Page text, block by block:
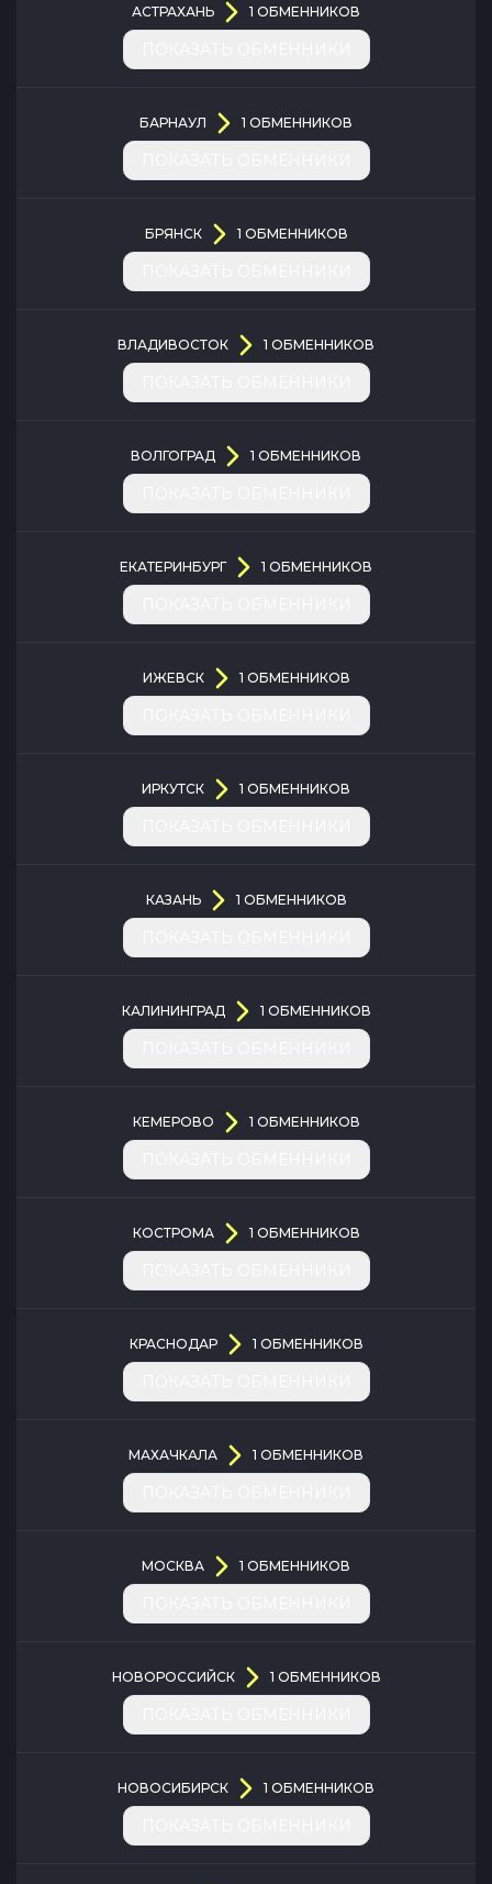
АСТРАХАНЬ 1 ОБМЕННИКОВ
БАРНАУЛ 1 ОБМЕННИКОВ
БРЯНСК 1 ОБМЕННИКОВ
ВЛАДИВОСТОК 1 ОБМЕННИКОВ
ВОЛГОГРАД 1 ОБМЕННИКОВ
ЕКАТЕРИНБУРГ 1 ОБМЕННИКОВ
ИЖЕВСК 1 ОБМЕННИКОВ
ИРКУТСК 1 ОБМЕННИКОВ
КАЗАНЬ 1 ОБМЕННИКОВ
КАЛИНИНГРАД 1 ОБМЕННИКОВ
КЕМЕРОВО 1 ОБМЕННИКОВ
КОСТРОМА 1 ОБМЕННИКОВ
КРАСНОДАР 1 ОБМЕННИКОВ
МАХАЧКАЛА 1 ОБМЕННИКОВ
МОСКВА 1 ОБМЕННИКОВ
НОВОРОССИЙСК 1 ОБМЕННИКОВ
НОВОСИБИРСК 1 ОБМЕННИКОВ